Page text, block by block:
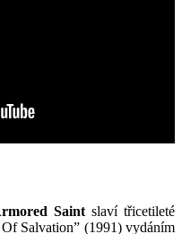
Saintslaví třicetileté
Salvation” (1991) vydáním